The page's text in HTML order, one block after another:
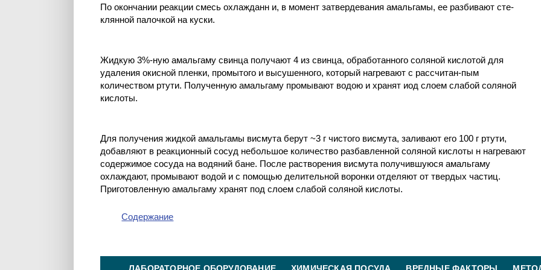
По окончании реакции смесь охлажданн и, в момент затвердевания амальгамы, ее разбивают сте-
клянной палочкой на куски.
Жидкую 3%-ную амальгаму свинца получают 4 из свинца, обработанного соляной кислотой для
удаления окисной пленки, промытого и высушенного, который нагревают с рассчитан-пым
количеством ртути. Полученную амальгаму промывают водою и хранят иод слоем слабой соляной
кислоты.
Для получения жидкой амальгамы висмута берут ~3 г чистого висмута, заливают его 100 г ртути,
добавляют в реакционный сосуд небольшое количество разбавленной соляной кислоты н нагревают
содержимое сосуда на водяний бане. После растворения висмута получившуюся амальгаму
охлаждают, промывают водой и с помощью делительной воронки отделяют от твердых частиц.
Приготовленную амальгаму хранят под слоем слабой соляной кислоты.
Содержание